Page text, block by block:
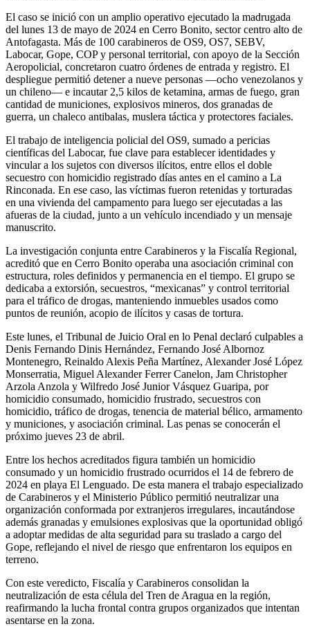
El caso se inició con un amplio operativo ejecutado la madrugada
del lunes 13 de mayo de 2024 en Cerro Bonito, sector centro alto de
Antofagasta. Más de 100 carabineros de OS9, OS7, SEBV,
Labocar, Gope, COP y personal territorial, con apoyo de la Sección
Aeropolicial, concretaron cuatro órdenes de entrada y registro. El
despliegue permitió detener a nueve personas —ocho venezolanos y
un chileno— e incautar 2,5 kilos de ketamina, armas de fuego, gran
cantidad de municiones, explosivos mineros, dos granadas de
guerra, un chaleco antibalas, muslera táctica y protectores faciales.
El trabajo de inteligencia policial del OS9, sumado a pericias
científicas del Labocar, fue clave para establecer identidades y
vincular a los sujetos con diversos ilícitos, entre ellos el doble
secuestro con homicidio registrado días antes en el camino a La
Rinconada. En ese caso, las víctimas fueron retenidas y torturadas
en una vivienda del campamento para luego ser ejecutadas a las
afueras de la ciudad, junto a un vehículo incendiado y un mensaje
manuscrito.
La investigación conjunta entre Carabineros y la Fiscalía Regional,
acreditó que en Cerro Bonito operaba una asociación criminal con
estructura, roles definidos y permanencia en el tiempo. El grupo se
dedicaba a extorsión, secuestros, “mexicanas” y control territorial
para el tráfico de drogas, manteniendo inmuebles usados como
puntos de reunión, acopio de ilícitos y casas de tortura.
Este lunes, el Tribunal de Juicio Oral en lo Penal declaró culpables a
Denis Fernando Dinis Hernández, Fernando José Albornoz
Montenegro, Reinaldo Alexis Peña Martínez, Alexander José López
Monserratia, Miguel Alexander Ferrer Canelon, Jam Christopher
Arzola Anzola y Wilfredo José Junior Vásquez Guaripa, por
homicidio consumado, homicidio frustrado, secuestros con
homicidio, tráfico de drogas, tenencia de material bélico, armamento
y municiones, y asociación criminal. Las penas se conocerán el
próximo jueves 23 de abril.
Entre los hechos acreditados figura también un homicidio
consumado y un homicidio frustrado ocurridos el 14 de febrero de
2024 en playa El Lenguado. De esta manera el trabajo especializado
de Carabineros y el Ministerio Público permitió neutralizar una
organización conformada por extranjeros irregulares, incautándose
además granadas y emulsiones explosivas que la oportunidad obligó
a adoptar medidas de alta seguridad para su traslado a cargo del
Gope, reflejando el nivel de riesgo que enfrentaron los equipos en
terreno.
Con este veredicto, Fiscalía y Carabineros consolidan la
neutralización de esta célula del Tren de Aragua en la región,
reafirmando la lucha frontal contra grupos organizados que intentan
asentarse en la zona.